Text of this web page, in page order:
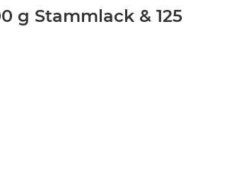
g Stammlack & 125